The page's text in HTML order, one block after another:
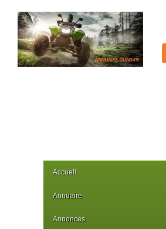
Accueil
Annuaire
Annonces